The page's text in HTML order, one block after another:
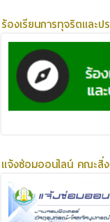
ร้องเรียนการทุจริตและ
แจ้งซ่อมออนไลน์ คณะสิ่